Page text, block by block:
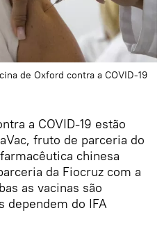
de Oxford contra a COVID-19
a COVID-19 estão
fruto de parceria do
chinesa
da Fiocruz com a
as vacinas são
dependem do IFA